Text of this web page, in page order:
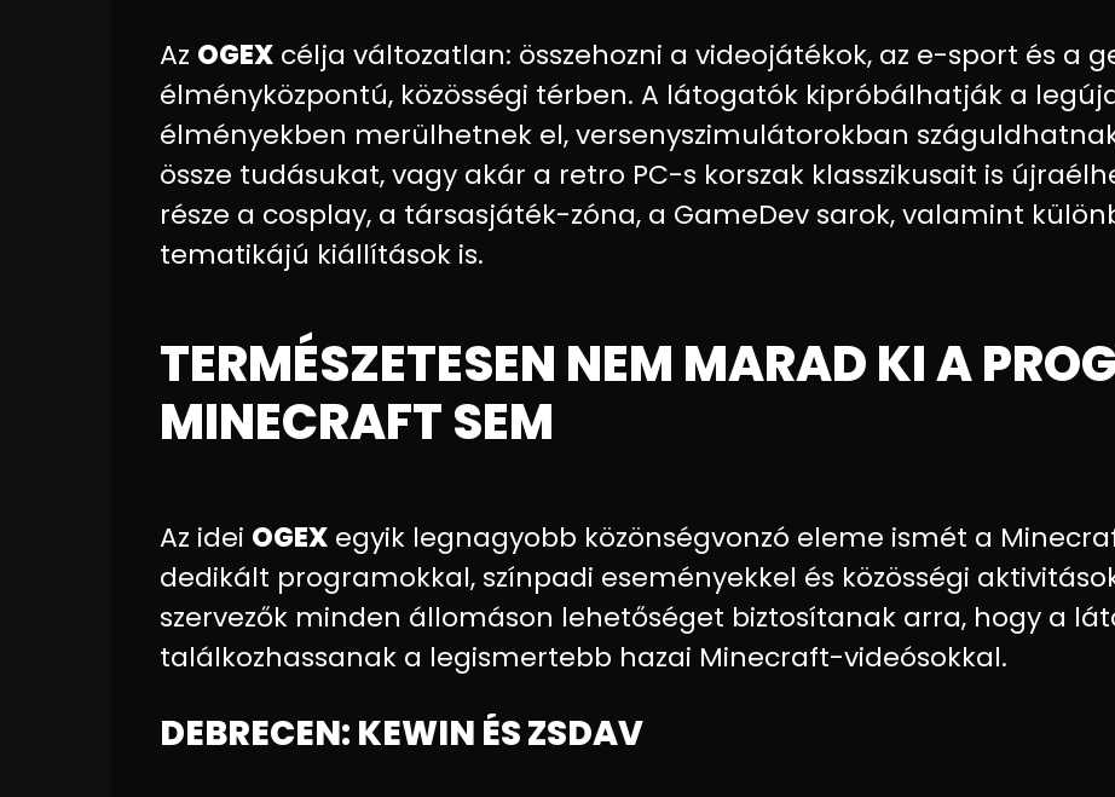
Az OGEX célja változatlan: összehozni a videojátékok, az e-sport és a
élményközpontú, közösségi térben. A látogatók kipróbálhatják a
élményekben merülhetnek el, versenyszimulátorokban
össze tudásukat, vagy akár a retro PC-s korszak klasszikusait is
része a cosplay, a társasjáték-zóna, a GameDev sarok, valamint
tematikájú kiállítások is.
TERMÉSZETESEN NEM MARAD KI A
MINECRAFT SEM
Az idei OGEX egyik legnagyobb közönségvonzó eleme ismét a
dedikált programokkal, színpadi eseményekkel és közösségi
szervezők minden állomáson lehetőséget biztosítanak arra, hogy a
találkozhassanak a legismertebb hazai Minecraft-videósokkal.
DEBRECEN: KEWIN ÉS ZSDAV